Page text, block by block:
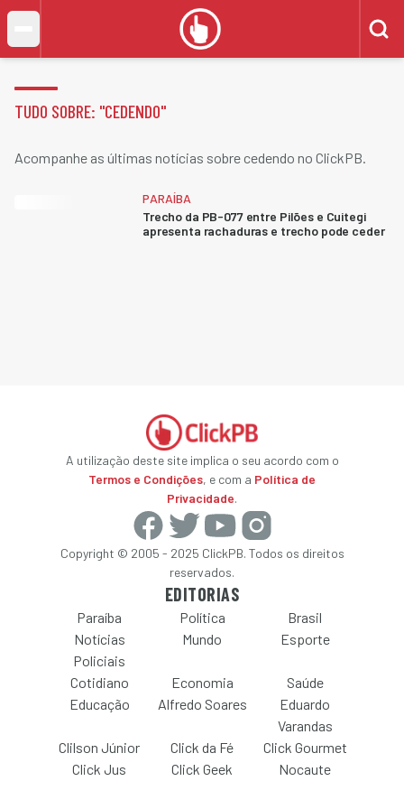
TUDO SOBRE: "CEDENDO"
Acompanhe as últimas notícias sobre cedendo no ClickPB.
PARAÍBA
Trecho da PB-077 entre Pilões e Cuitegi
apresenta rachaduras e trecho pode ceder
A utilização deste site implica o seu acordo com o
Termos e Condições, e com a Política de
Privacidade.
Copyright © 2005 - 2025 ClickPB. Todos os direitos
reservados.
EDITORIAS
Paraíba Política
Brasil
Notícias
Policiais
Mundo Esporte
Cotidiano Economia
Saúde
Educação
Alfredo Soares
Eduardo
Varandas
Clilson Júnior
Click da Fé
Click Gourmet
Click Jus
Click Geek Nocaute